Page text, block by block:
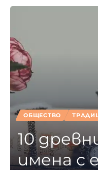
ОБЩЕСТВО
10
имена с